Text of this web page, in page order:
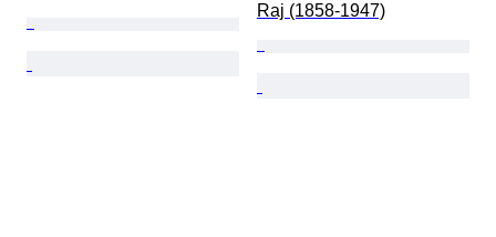
Raj (1858-1947)